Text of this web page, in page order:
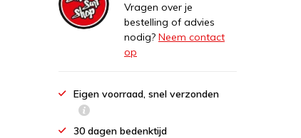
Vragen over je
bestelling of advies
nodig? Neem contact
op
Eigen voorraad, snel verzonden
30 dagen bedenktijd